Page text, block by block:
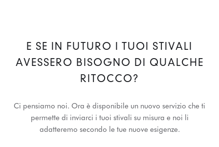
E SE IN FUTURO I TUOI STIVALI
AVESSERO BISOGNO DI QUALCHE
RITOCCO?
Ci pensiamo noi. Ora è disponibile un nuovo servizio che ti
permette di inviarci i tuoi stivali su misura e noi li
adatteremo secondo le tue nuove esigenze.